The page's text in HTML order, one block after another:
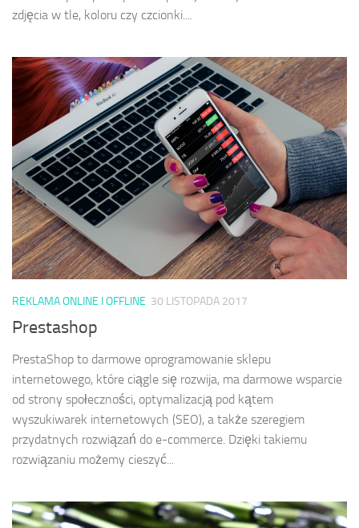
zdjęcia w tle, koloru czy czcionki....
REKLAMA ONLINE I OFFLINE 30 LISTOPADA 2017
Prestashop
PrestaShop to darmowe oprogramowanie sklepu
internetowego, które ciągle się rozwija, ma darmowe wsparcie
od strony społeczności, optymalizacją pod kątem
wyszukiwarek internetowych (SEO), a także szeregiem
przydatnych rozwiązań do e-commerce. Dzięki takiemu
rozwiązaniu możemy cieszyć...